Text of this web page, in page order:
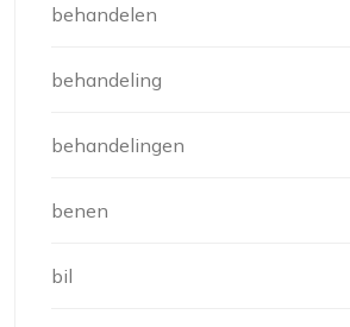
behandelen
behandeling
behandelingen
benen
bil